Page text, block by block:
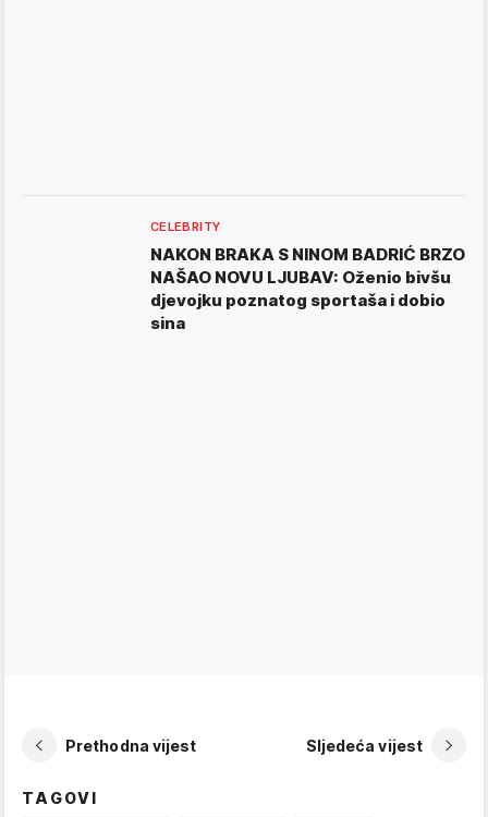
CELEBRITY
NAKON BRAKA S NINOM BADRIĆ BRZO
NAŠAO NOVU LJUBAV: Oženio bivšu
djevojku poznatog sportaša i dobio
sina
Prethodna vijest Sljedeća vijest
TAGOVI